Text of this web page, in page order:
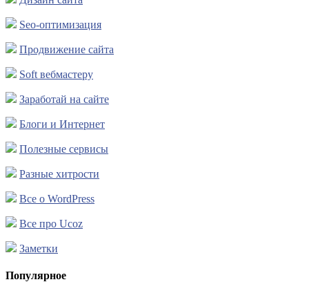
Seo-оптимизация
Продвижение сайта
Soft вебмастеру
Заработай на сайте
Блоги и Интернет
Полезные сервисы
Разные хитрости
Все о WordPress
Все про Ucoz
Заметки
Популярное